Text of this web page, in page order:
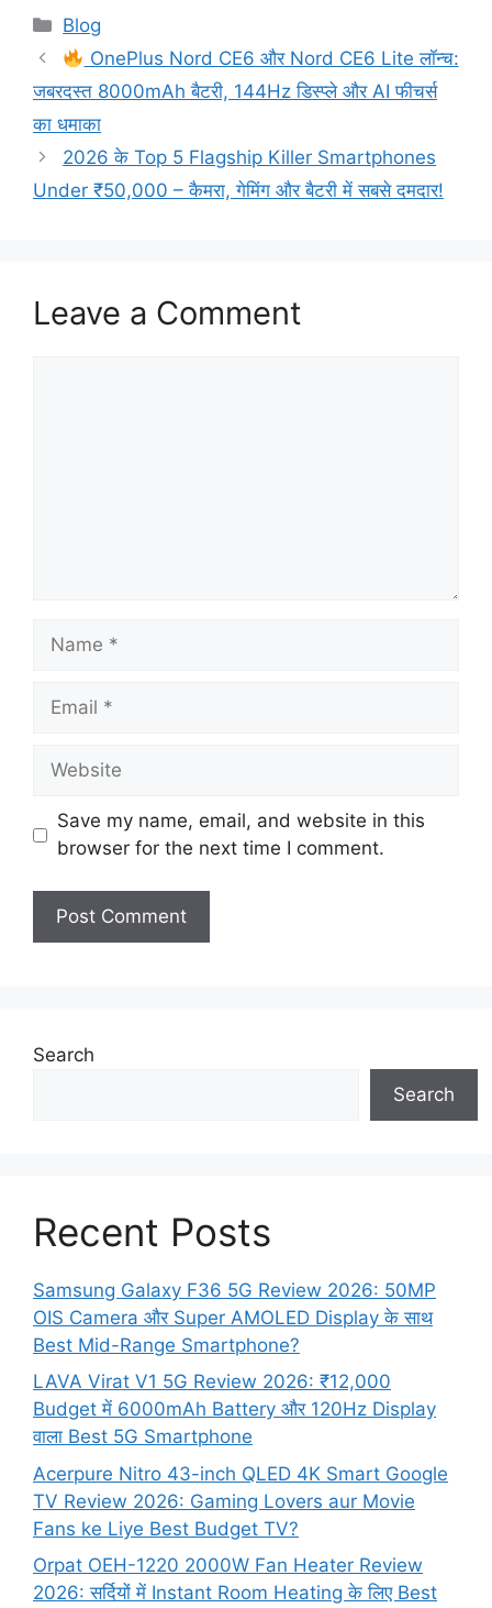
Categories
Blog
OnePlus Nord CE6 और Nord CE6 Lite लॉन्च:
जबरदस्त 8000mAh बैटरी, 144Hz डिस्प्ले और AI फीचर्स
का धमाका
2026 के Top 5 Flagship Killer Smartphones
Under ₹50,000 – कैमरा, गेमिंग और बैटरी में सबसे दमदार!
Leave a Comment
Name
Email
Website
Save my name, email, and website in this
browser for the next time I comment.
Search
Search
Recent Posts
Samsung Galaxy F36 5G Review 2026: 50MP
OIS Camera और Super AMOLED Display के साथ
Best Mid-Range Smartphone?
LAVA Virat V1 5G Review 2026: ₹12,000
Budget में 6000mAh Battery और 120Hz Display
वाला Best 5G Smartphone
Acerpure Nitro 43-inch QLED 4K Smart Google
TV Review 2026: Gaming Lovers aur Movie
Fans ke Liye Best Budget TV?
Orpat OEH-1220 2000W Fan Heater Review
2026: सर्दियों में Instant Room Heating के लिए Best